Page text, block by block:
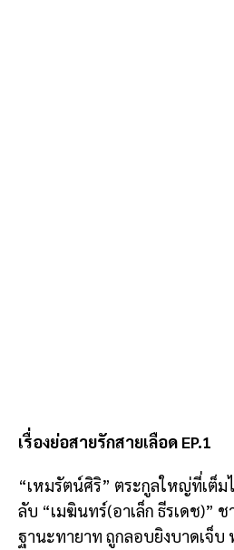
เรื่องย่อสายรักสายเลือด EP.1
“เหมรัตน์ศิริ” ตระกูลใหญ่ที่เต็ม
ลับ “เมฆินทร์(อาเล็ก ธีรเดช)”
ฐานะทายาท ถูกลอบยิงบาดเจ็บ